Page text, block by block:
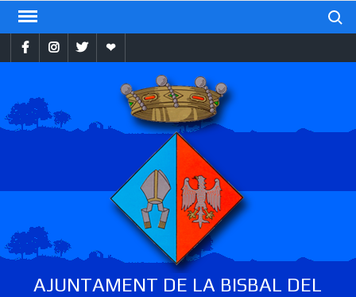
Skip
contentFacebookInstragram
TwitterEbando
AJUNTAMENT DE LA BISBAL DEL